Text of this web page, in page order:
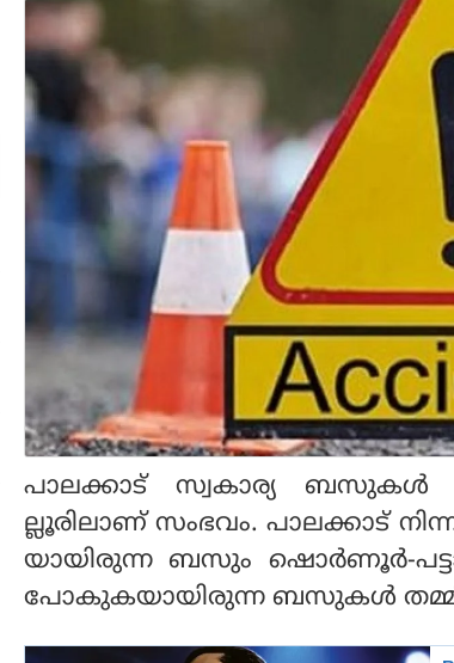
പാലക്കാട് സ്വകാര്യ ബസുകള്‍
ല്ലൂരിലാണ് സംഭവം. പാലക്കാട്
യായിരുന്ന ബസും ഷൊര്‍ണൂര്‍-
പോകുകയായിരുന്ന ബസുകള്‍